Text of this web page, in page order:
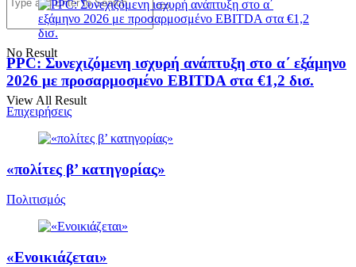
No Result
View All Result
PPC: Συνεχιζόμενη ισχυρή ανάπτυξη στο α΄ εξάμηνο
2026 με προσαρμοσμένο EBITDA στα €1,2 δισ.
Επιχειρήσεις
«πολίτες β’ κατηγορίας»
Πολιτισμός
«Ενοικιάζεται»